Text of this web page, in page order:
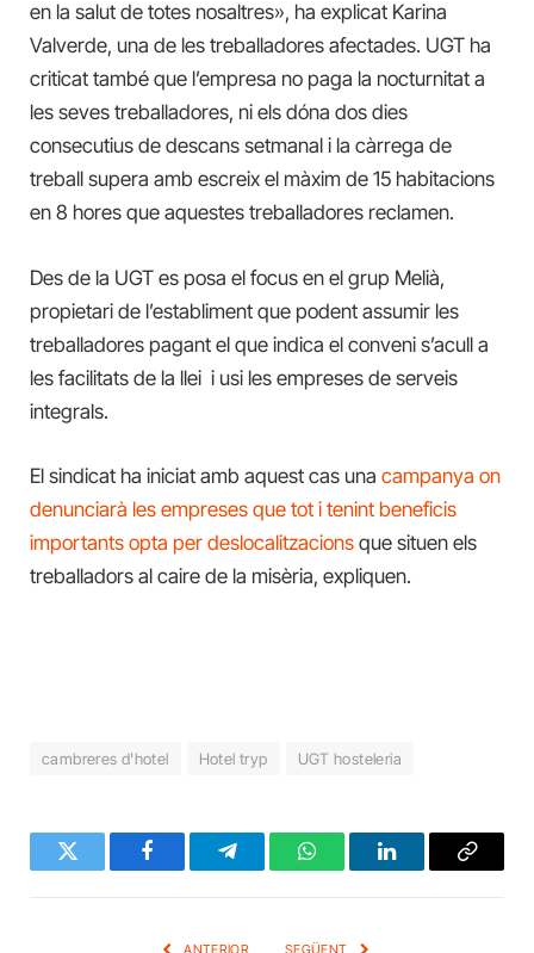
en la salut de totes nosaltres», ha explicat Karina
Valverde, una de les treballadores afectades. UGT ha
criticat també que l’empresa no paga la nocturnitat a
les seves treballadores, ni els dóna dos dies
consecutius de descans setmanal i la càrrega de
treball supera amb escreix el màxim de 15 habitacions
en 8 hores que aquestes treballadores reclamen.
Des de la UGT es posa el focus en el grup Melià,
propietari de l’establiment que podent assumir les
treballadores pagant el que indica el conveni s’acull a
les facilitats de la llei i usi les empreses de serveis
integrals.
El sindicat ha iniciat amb aquest cas una campanya on
denunciarà les empreses que tot i tenint beneficis
importants opta per deslocalitzacions que situen els
treballadors al caire de la misèria, expliquen.
cambreres d'hotel Hotel tryp UGT hosteleria
Twitter FacebookTelegramWhatsAppLinkedInCopy
ANTERIOR SEGÜENT